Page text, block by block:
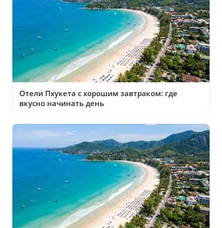
Отели Пхукета с хорошим завтраком: где
вкусно начинать день